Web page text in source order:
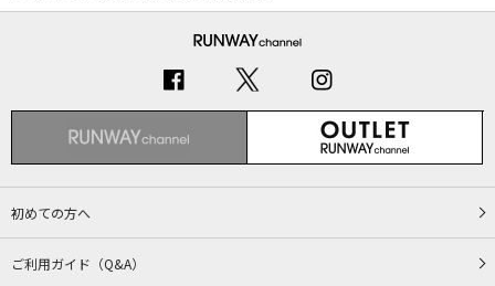
初めての方へ
ご利用ガイド（Q&A）